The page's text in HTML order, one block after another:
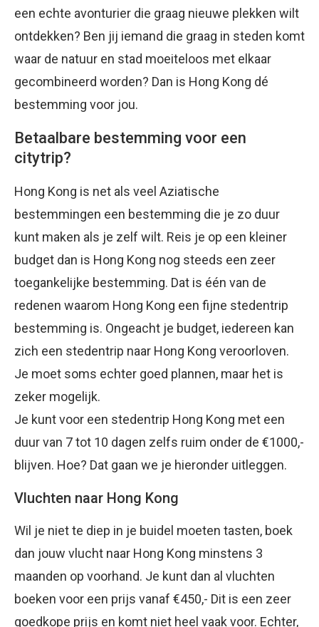
een echte avonturier die graag nieuwe plekken wilt
ontdekken? Ben jij iemand die graag in steden komt
waar de natuur en stad moeiteloos met elkaar
gecombineerd worden? Dan is Hong Kong dé
bestemming voor jou.
Betaalbare bestemming voor een
citytrip?
Hong Kong is net als veel Aziatische
bestemmingen een bestemming die je zo duur
kunt maken als je zelf wilt. Reis je op een kleiner
budget dan is Hong Kong nog steeds een zeer
toegankelijke bestemming. Dat is één van de
redenen waarom Hong Kong een fijne stedentrip
bestemming is. Ongeacht je budget, iedereen kan
zich een stedentrip naar Hong Kong veroorloven.
Je moet soms echter goed plannen, maar het is
zeker mogelijk.
Je kunt voor een stedentrip Hong Kong met een
duur van 7 tot 10 dagen zelfs ruim onder de €1000,-
blijven. Hoe? Dat gaan we je hieronder uitleggen.
Vluchten naar Hong Kong
Wil je niet te diep in je buidel moeten tasten, boek
dan jouw vlucht naar Hong Kong minstens 3
maanden op voorhand. Je kunt dan al vluchten
boeken voor een prijs vanaf €450,- Dit is een zeer
goedkope prijs en komt niet heel vaak voor. Echter,